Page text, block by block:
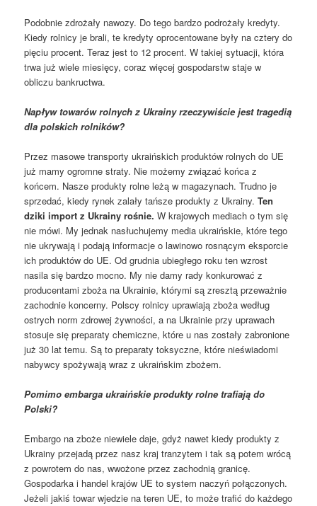
Podobnie zdrożały nawozy. Do tego bardzo podrożały kredyty.
Kiedy rolnicy je brali, te kredyty oprocentowane były na cztery do
pięciu procent. Teraz jest to 12 procent. W takiej sytuacji, która
trwa już wiele miesięcy, coraz więcej gospodarstw staje w
obliczu bankructwa.
Napływ towarów rolnych z Ukrainy rzeczywiście jest tragedią
dla polskich rolników?
Przez masowe transporty ukraińskich produktów rolnych do UE
już mamy ogromne straty. Nie możemy związać końca z
końcem. Nasze produkty rolne leżą w magazynach. Trudno je
sprzedać, kiedy rynek zalały tańsze produkty z Ukrainy.Ten
dziki import z Ukrainy rośnie.W krajowych mediach o tym się
nie mówi. My jednak nasłuchujemy media ukraińskie, które tego
nie ukrywają i podają informacje o lawinowo rosnącym eksporcie
ich produktów do UE. Od grudnia ubiegłego roku ten wzrost
nasila się bardzo mocno. My nie damy rady konkurować z
producentami zboża na Ukrainie, którymi są zresztą przeważnie
zachodnie koncerny. Polscy rolnicy uprawiają zboża według
ostrych norm zdrowej żywności, a na Ukrainie przy uprawach
stosuje się preparaty chemiczne, które u nas zostały zabronione
już 30 lat temu. Są to preparaty toksyczne, które nieświadomi
nabywcy spożywają wraz z ukraińskim zbożem.
Pomimo embarga ukraińskie produkty rolne trafiają do
Polski?
Embargo na zboże niewiele daje, gdyż nawet kiedy produkty z
Ukrainy przejadą przez nasz kraj tranzytem i tak są potem wrócą
z powrotem do nas, wwożone przez zachodnią granicę.
Gospodarka i handel krajów UE to system naczyń połączonych.
Jeżeli jakiś towar wjedzie na teren UE, to może trafić do każdego